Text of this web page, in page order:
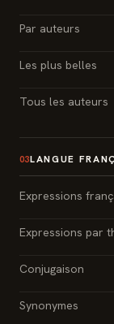
Par auteurs
Les plus belles
Tous les auteurs
03LANGUE
Expressions
Expressions par
Conjugaison
Synonymes